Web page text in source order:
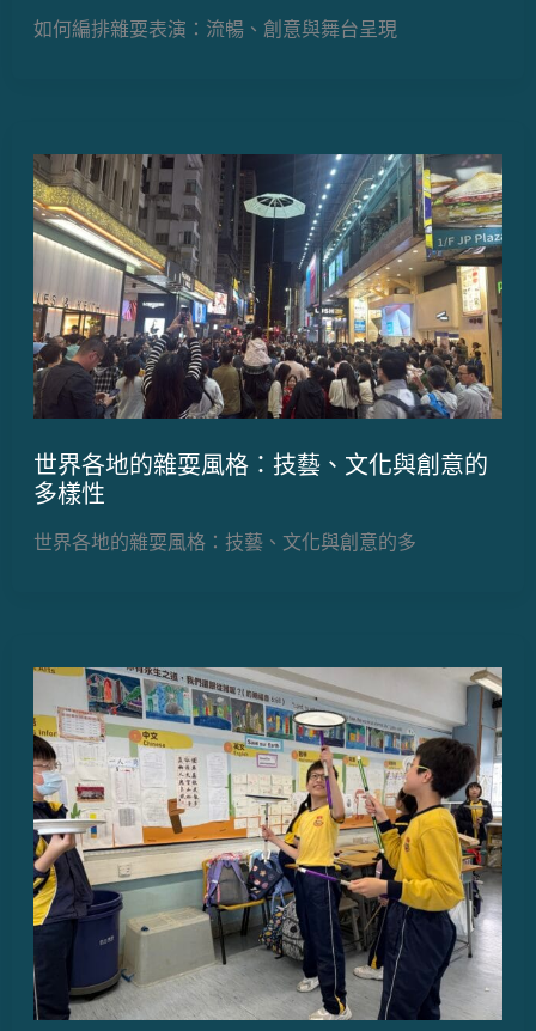
如何編排雜耍表演：流暢、創意與舞台呈現
世界各地的雜耍風格：技藝、文化與創意的
多樣性
世界各地的雜耍風格：技藝、文化與創意的多